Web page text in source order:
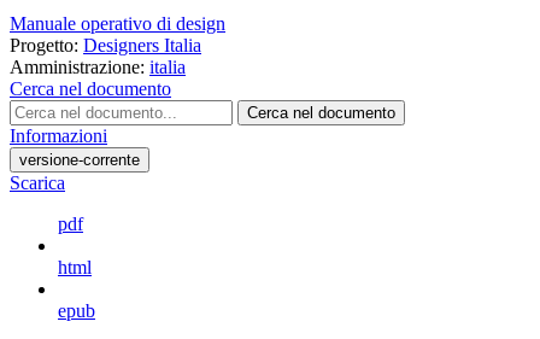
Manuale operativo di design
Progetto: Designers Italia
Amministrazione: italia
Cerca nel documento
Cerca nel documento
Informazioni
versione-corrente
Scarica
pdf
html
epub